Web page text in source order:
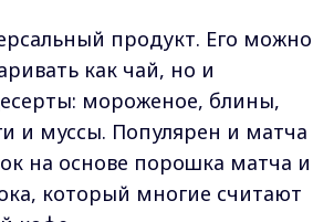
продукт. Его можно
как чай, но и
мороженое, блины,
и муссы. Популярен и матча
на основе порошка матча и
который многие считают